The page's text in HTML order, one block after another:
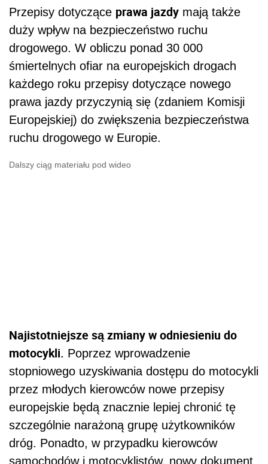
Przepisy dotyczące prawa jazdy mają także
duży wpływ na bezpieczeństwo ruchu
drogowego. W obliczu ponad 30 000
śmiertelnych ofiar na europejskich drogach
każdego roku przepisy dotyczące nowego
prawa jazdy przyczynią się (zdaniem Komisji
Europejskiej) do zwiększenia bezpieczeństwa
ruchu drogowego w Europie.
Dalszy ciąg materiału pod wideo
Najistotniejsze są zmiany w odniesieniu do
motocykli. Poprzez wprowadzenie
stopniowego uzyskiwania dostępu do motocykli
przez młodych kierowców nowe przepisy
europejskie będą znacznie lepiej chronić tę
szczególnie narażoną grupę użytkowników
dróg. Ponadto, w przypadku kierowców
samochodów i motocyklistów, nowy dokument